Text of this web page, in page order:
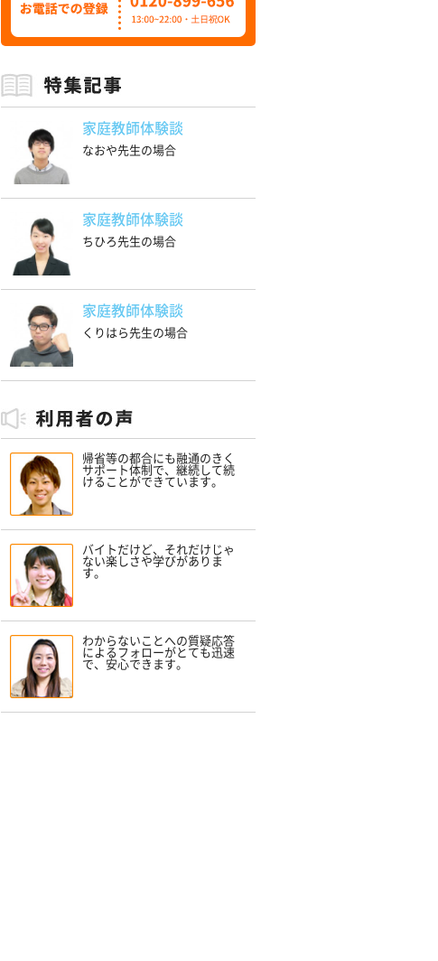
家庭教師体験談
なおや先生の場合
家庭教師体験談
ちひろ先生の場合
家庭教師体験談
くりはら先生の場合
帰省等の都合にも融通のきく
サポート体制で、継続して続
けることができています。
バイトだけど、それだけじゃ
ない楽しさや学びがありま
す。
わからないことへの質疑応答
によるフォローがとても迅速
で、安心できます。